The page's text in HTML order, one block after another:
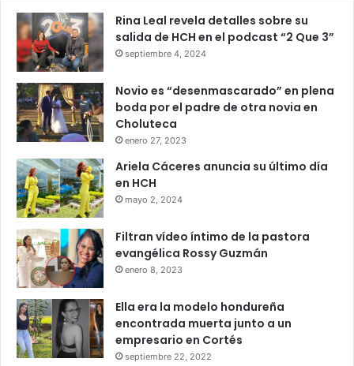
Rina Leal revela detalles sobre su
salida de HCH en el podcast “2 Que 3”
septiembre 4, 2024
Novio es “desenmascarado” en plena
boda por el padre de otra novia en
Choluteca
enero 27, 2023
Ariela Cáceres anuncia su último día
en HCH
mayo 2, 2024
Filtran vídeo íntimo de la pastora
evangélica Rossy Guzmán
enero 8, 2023
Ella era la modelo hondureña
encontrada muerta junto a un
empresario en Cortés
septiembre 22, 2022